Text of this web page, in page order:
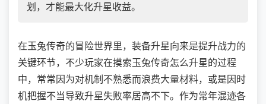
划，才能最大化升星收益。
在玉兔传奇的冒险世界里，装备升星向来是提升战力的
关键环节，不少玩家在摸索玉兔传奇怎么升星的过程
中，常常因为对机制不熟悉而浪费大量材料，或是因时
机把握不当导致升星失败率居高不下。作为常年混迹各